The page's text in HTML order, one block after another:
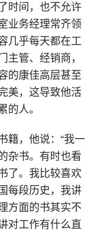
时间，也不允许
业务经理常齐领
几乎每天都在工
主管、经销商，
的康佳高层甚至
美，这导致他活
的人。
籍，他说：“我一
杂书。有时也看
了。我比较喜欢
每段历史，我讲
方面的书其实不
对工作有什么直